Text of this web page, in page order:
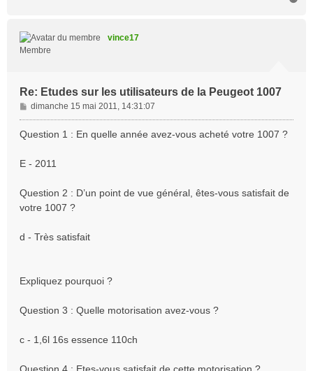
vince17
Membre
Re: Etudes sur les utilisateurs de la Peugeot 1007
M
e
s
dimanche 15 mai 2011, 14:31:07
Question 1 : En quelle année avez-vous acheté votre 1007 ?
E - 2011
Question 2 : D’un point de vue général, êtes-vous satisfait de
votre 1007 ?
d - Très satisfait
Expliquez pourquoi ?
Question 3 : Quelle motorisation avez-vous ?
c - 1,6l 16s essence 110ch